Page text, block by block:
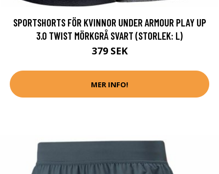
SPORTSHORTS FÖR KVINNOR UNDER ARMOUR PLAY UP
3.0 TWIST MÖRKGRÅ SVART (STORLEK: L)
379 SEK
MER INFO!